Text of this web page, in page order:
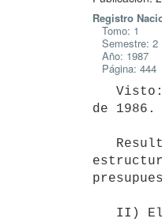
Registro
Tomo: 1
Semestre: 2
Año: 1987
Página: 444
de 1986.